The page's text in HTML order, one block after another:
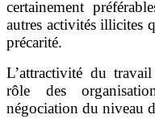
certainement
autres activités illicites
précarité.
L’attractivité du
rôle des
négociation du niveau